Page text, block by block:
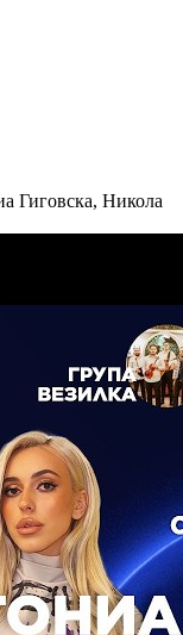
Гиговска, Никола